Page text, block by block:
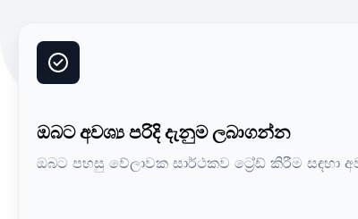
ඔබට අවශ්‍ය පරිදි දැනුම ලබාගන්න
ඔබට පහසු වේලාවක සාර්ථකව ට්‍රේඩ් කිරීම සඳහා